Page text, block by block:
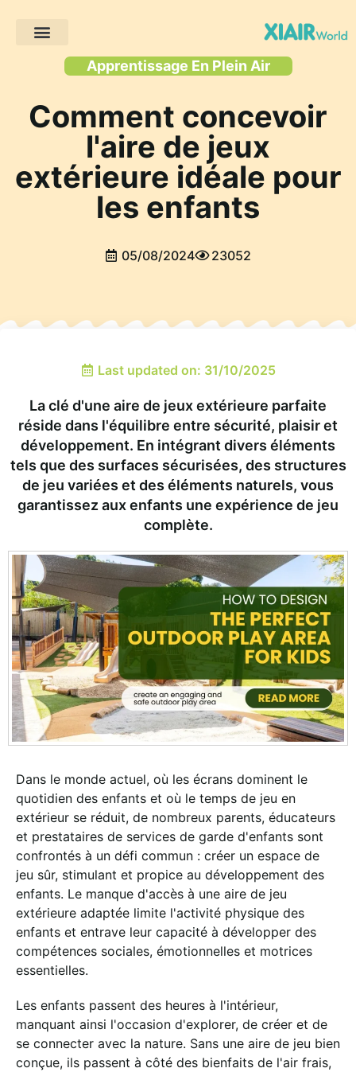
Apprentissage En Plein Air
Comment concevoir
l'aire de jeux
extérieure idéale pour
les enfants
05/08/2024 23052
Last updated on: 31/10/2025
La clé d'une aire de jeux extérieure parfaite
réside dans l'équilibre entre sécurité, plaisir et
développement. En intégrant divers éléments
tels que des surfaces sécurisées, des structures
de jeu variées et des éléments naturels, vous
garantissez aux enfants une expérience de jeu
complète.
Dans le monde actuel, où les écrans dominent le
quotidien des enfants et où le temps de jeu en
extérieur se réduit, de nombreux parents, éducateurs
et prestataires de services de garde d'enfants sont
confrontés à un défi commun : créer un espace de
jeu sûr, stimulant et propice au développement des
enfants. Le manque d'accès à une aire de jeu
extérieure adaptée limite l'activité physique des
enfants et entrave leur capacité à développer des
compétences sociales, émotionnelles et motrices
essentielles.
Les enfants passent des heures à l'intérieur,
manquant ainsi l'occasion d'explorer, de créer et de
se connecter avec la nature. Sans une aire de jeu bien
conçue, ils passent à côté des bienfaits de l'air frais,